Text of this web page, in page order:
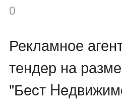
0
Рекламное
тендер на
"Бecт